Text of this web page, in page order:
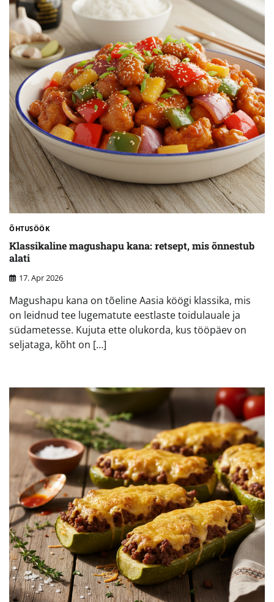
ÕHTUSÖÖK
Klassikaline magushapu kana: retsept, mis õnnestub
alati
17. Apr 2026
Magushapu kana on tõeline Aasia köögi klassika, mis
on leidnud tee lugematute eestlaste toidulauale ja
südametesse. Kujuta ette olukorda, kus tööpäev on
seljataga, kõht on […]